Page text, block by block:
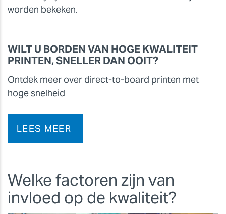
worden bekeken.
WILT U BORDEN VAN HOGE KWALITEIT
PRINTEN, SNELLER DAN OOIT?
Ontdek meer over direct-to-board printen met
hoge snelheid
LEES MEER
Welke factoren zijn van
invloed op de kwaliteit?